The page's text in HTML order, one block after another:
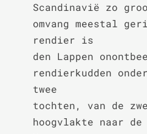
Scandinavië zo
omvang meestal
rendier is
den Lappen
rendierkudden
twee
tochten, van de
hoogvlakte naar